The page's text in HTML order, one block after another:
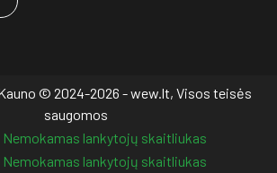
© 2024-2026 - wew.lt, Visos teisės
saugomos